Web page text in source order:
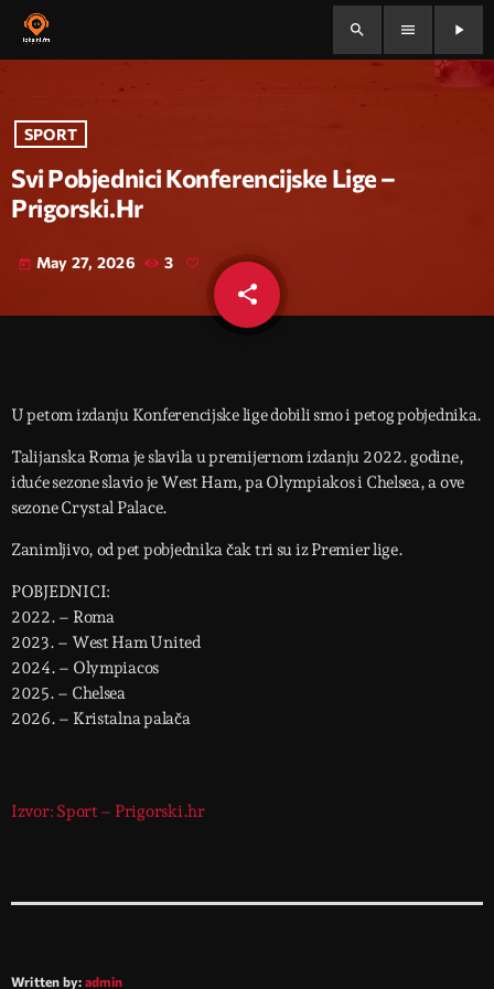
search menu play_arrow
SPORT
Svi Pobjednici Konferencijske Lige –
Prigorski.hr
today May 27, 2026 3
share
email
U petom izdanju Konferencijske lige dobili smo i petog pobjednika.
Talijanska Roma je slavila u premijernom izdanju 2022. godine,
iduće sezone slavio je West Ham, pa Olympiakos i Chelsea, a ove
sezone Crystal Palace.
Zanimljivo, od pet pobjednika čak tri su iz Premier lige.
POBJEDNICI:
2022. – Roma
2023. – West Ham United
2024. – Olympiacos
2025. – Chelsea
2026. – Kristalna palača
Izvor: Sport – Prigorski.hr
Written by: admin